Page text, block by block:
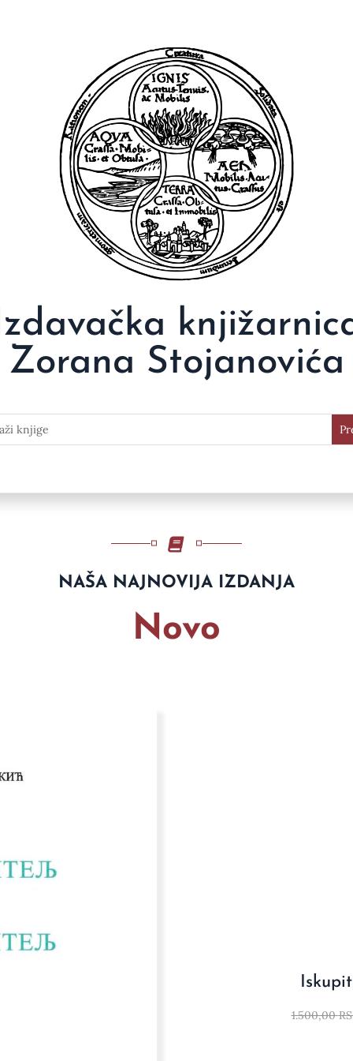
Zorana Stojanovića
NAŠA NAJNOVIJA IZDANJA
Novo
1.500,00